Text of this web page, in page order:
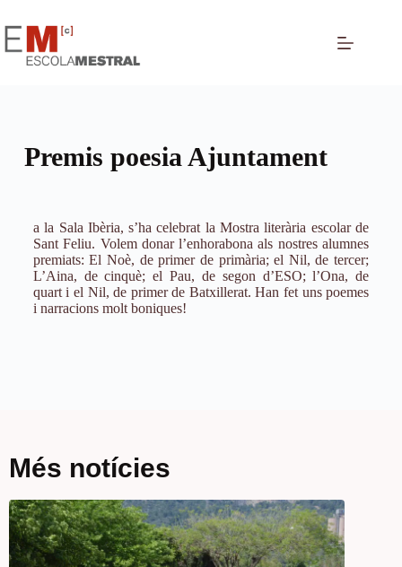
Premis poesia Ajuntament
a la Sala Ibèria, s’ha celebrat la Mostra literària escolar de
Sant Feliu. Volem donar l’enhorabona als nostres alumnes
premiats: El Noè, de primer de primària; el Nil, de tercer;
L’Aina, de cinquè; el Pau, de segon d’ESO; l’Ona, de
quart i el Nil, de primer de Batxillerat. Han fet uns poemes
i narracions molt boniques!
Més notícies